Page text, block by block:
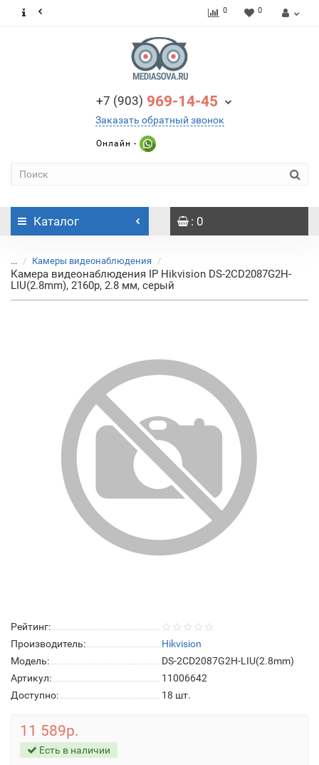
0 0
+7 (903) 969-14-45
Заказать обратный звонок
Онлайн -
Каталог : 0
... Камеры видеонаблюдения
Камера видеонаблюдения IP Hikvision DS-2CD2087G2H-
LIU(2.8mm), 2160p, 2.8 мм, серый
Рейтинг:
Производитель:
Hikvision
Модель:
DS-2CD2087G2H-LIU(2.8mm)
Артикул:
11006642
Доступно:
18 шт.
11 589р.
Есть в наличии